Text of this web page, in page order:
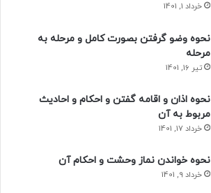
خرداد 1, 1401
نحوه وضو گرفتن بصورت کامل و مرحله به
مرحله
تیر 16, 1401
نحوه اذان و اقامه گفتن و احکام و احادیث
مربوط به آن
خرداد 17, 1401
نحوه خواندن نماز وحشت و احکام آن
خرداد 9, 1401